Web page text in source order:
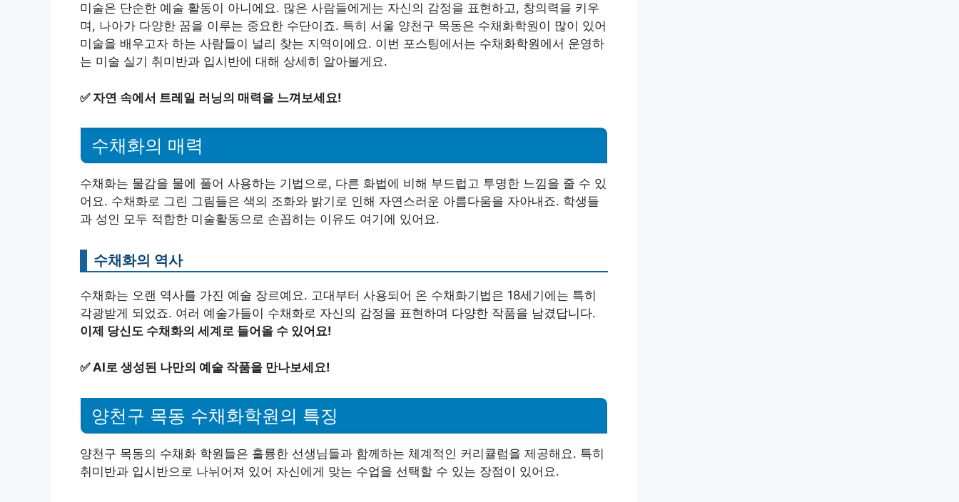
미술은 단순한 예술 활동이 아니에요. 많은 사람들에게는 자신의 감정을 표현하고, 창의력을 키우
며, 나아가 다양한 꿈을 이루는 중요한 수단이죠. 특히 서울 양천구 목동은 수채화학원이 많이 있어
미술을 배우고자 하는 사람들이 널리 찾는 지역이에요. 이번 포스팅에서는 수채화학원에서 운영하
는 미술 실기 취미반과 입시반에 대해 상세히 알아볼게요.
✅ 자연 속에서 트레일 러닝의 매력을 느껴보세요!
수채화의 매력
수채화는 물감을 물에 풀어 사용하는 기법으로, 다른 화법에 비해 부드럽고 투명한 느낌을 줄 수 있
어요. 수채화로 그린 그림들은 색의 조화와 밝기로 인해 자연스러운 아름다움을 자아내죠. 학생들
과 성인 모두 적합한 미술활동으로 손꼽히는 이유도 여기에 있어요.
수채화의 역사
수채화는 오랜 역사를 가진 예술 장르예요. 고대부터 사용되어 온 수채화기법은 18세기에는 특히
각광받게 되었죠. 여러 예술가들이 수채화로 자신의 감정을 표현하며 다양한 작품을 남겼답니다.
이제 당신도 수채화의 세계로 들어올 수 있어요!
✅ AI로 생성된 나만의 예술 작품을 만나보세요!
양천구 목동 수채화학원의 특징
양천구 목동의 수채화 학원들은 훌륭한 선생님들과 함께하는 체계적인 커리큘럼을 제공해요. 특히
취미반과 입시반으로 나뉘어져 있어 자신에게 맞는 수업을 선택할 수 있는 장점이 있어요.